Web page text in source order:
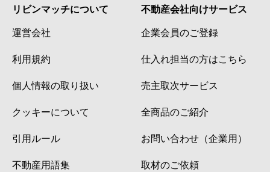
リビンマッチについて
運営会社
利用規約
個人情報の取り扱い
クッキーについて
引用ルール
不動産用語集
不動産会社向けサービス
企業会員のご登録
仕入れ担当の方はこちら
売主取次サービス
全商品のご紹介
お問い合わせ（企業用）
取材のご依頼